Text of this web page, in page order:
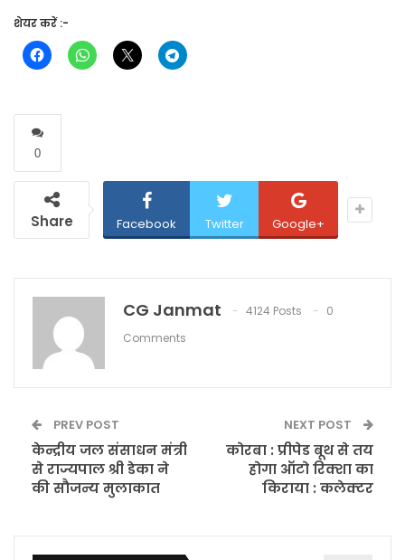
शेयर करें :-
0
Share Facebook Twitter Google+
CG Janmat 4124 Posts
0
Comments
PREV POST
केन्द्रीय जल संसाधन मंत्री
से राज्यपाल श्री डेका ने
की सौजन्य मुलाकात
NEXT POST
कोरबा : प्रीपेड बूथ से तय
होगा ऑटो रिक्शा का
किराया : कलेक्टर